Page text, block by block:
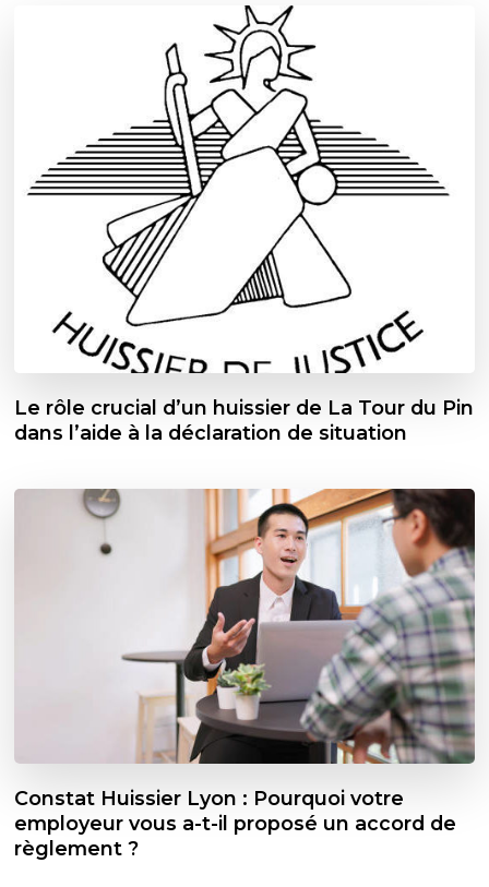
Le rôle crucial d’un huissier de La Tour du Pin
dans l’aide à la déclaration de situation
Constat Huissier Lyon : Pourquoi votre
employeur vous a-t-il proposé un accord de
règlement ?